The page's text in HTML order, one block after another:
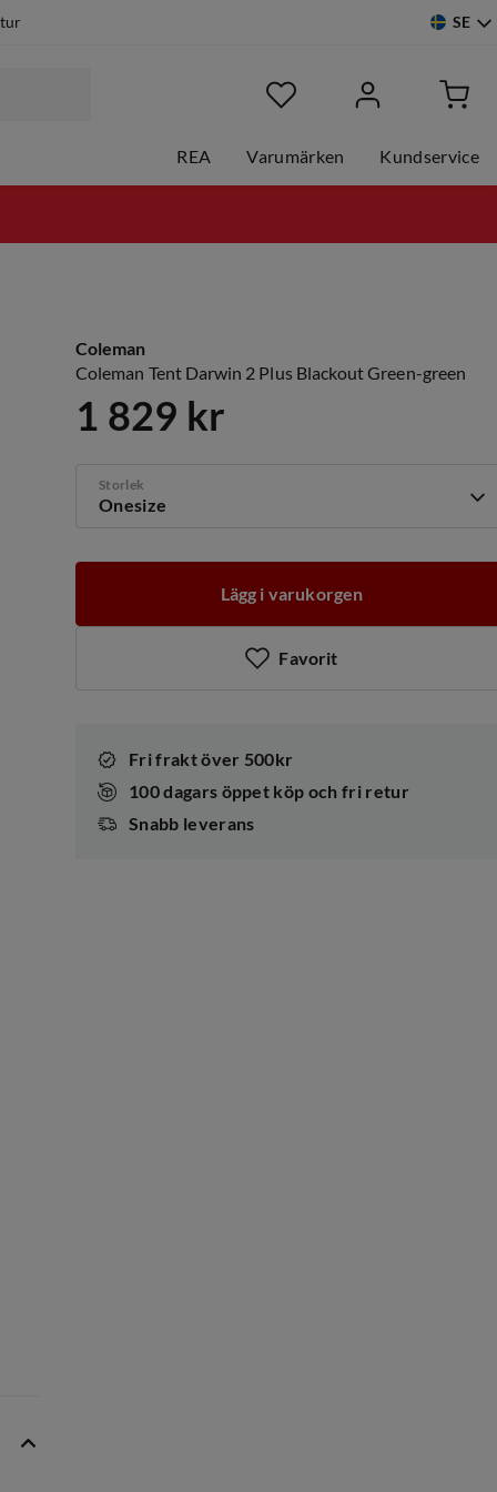
SE
REA Varumärken Kundservice
Coleman
Coleman Tent Darwin 2 Plus Blackout Green-green
price
1 829 kr
Storlek
Onesize
Lägg i varukorgen
Favorit
Fri frakt över 500kr
100 dagars öppet köp och fri retur
Snabb leverans